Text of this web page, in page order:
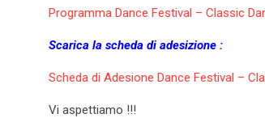
Programma Dance Festival – Classic
Scarica la scheda di adesizione :
Scheda di Adesione Dance Festival –
Vi aspettiamo !!!